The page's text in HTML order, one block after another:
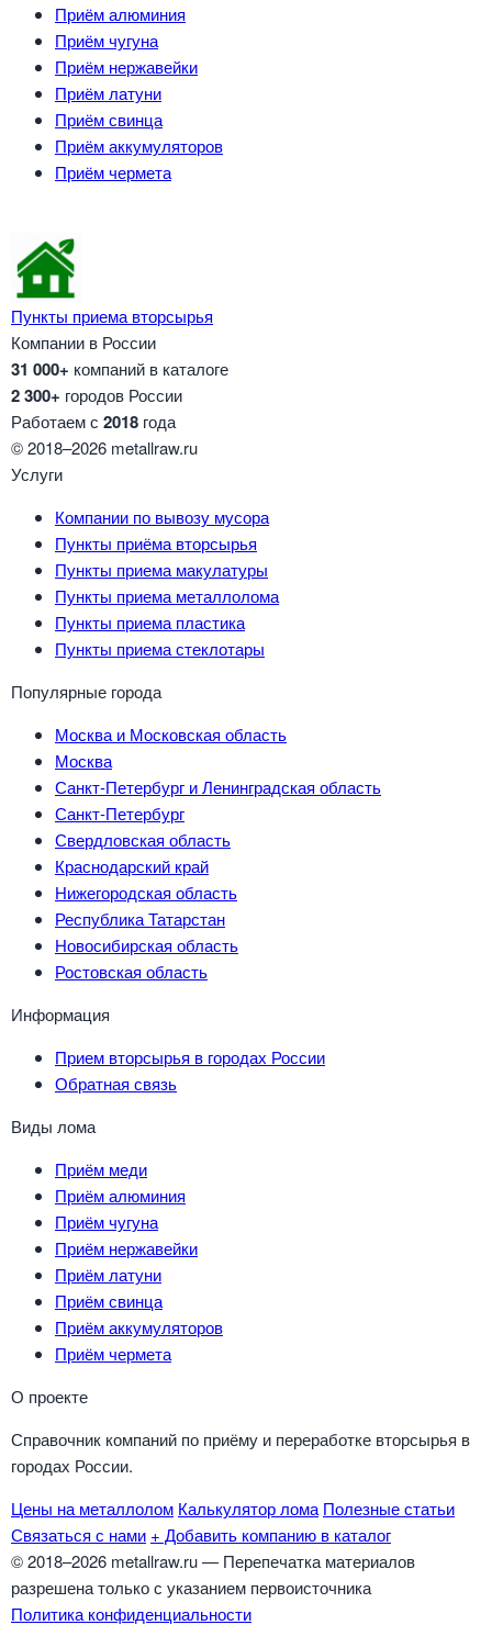
Приём алюминия
Приём чугуна
Приём нержавейки
Приём латуни
Приём свинца
Приём аккумуляторов
Приём чермета
Пункты приема вторсырья
Компании в России
31 000+ компаний в каталоге
2 300+ городов России
Работаем с 2018 года
© 2018–2026 metallraw.ru
Услуги
Компании по вывозу мусора
Пункты приёма вторсырья
Пункты приема макулатуры
Пункты приема металлолома
Пункты приема пластика
Пункты приема стеклотары
Популярные города
Москва и Московская область
Москва
Санкт-Петербург и Ленинградская область
Санкт-Петербург
Свердловская область
Краснодарский край
Нижегородская область
Республика Татарстан
Новосибирская область
Ростовская область
Информация
Прием вторсырья в городах России
Обратная связь
Виды лома
Приём меди
Приём алюминия
Приём чугуна
Приём нержавейки
Приём латуни
Приём свинца
Приём аккумуляторов
Приём чермета
О проекте
Справочник компаний по приёму и переработке вторсырья в
городах России.
Цены на металлолом Калькулятор лома Полезные статьи
Связаться с нами + Добавить компанию в каталог
© 2018–2026 metallraw.ru — Перепечатка материалов
разрешена только с указанием первоисточника
Политика конфиденциальности